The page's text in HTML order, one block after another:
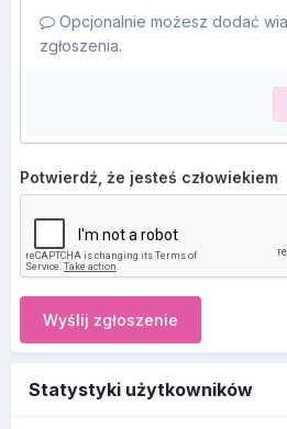
Opcjonalnie możesz dodać
zgłoszenia.
Potwierdź, że jesteś człowiekiem
Wyślij zgłoszenie
Statystyki użytkowników